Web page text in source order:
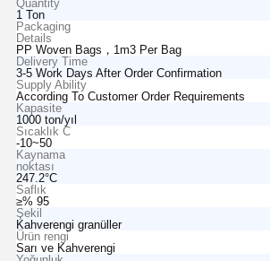
Quantity
1 Ton
Packaging
Details
PP Woven Bags，1m3 Per Bag
Delivery Time
3-5 Work Days After Order Confirmation
Supply Ability
According To Customer Order Requirements
Kapasite
1000 ton/yıl
Sıcaklık C
-10~50
Kaynama
noktası
247.2°C
Saflık
≥% 95
Şekil
Kahverengi granüller
Ürün rengi
Sarı ve Kahverengi